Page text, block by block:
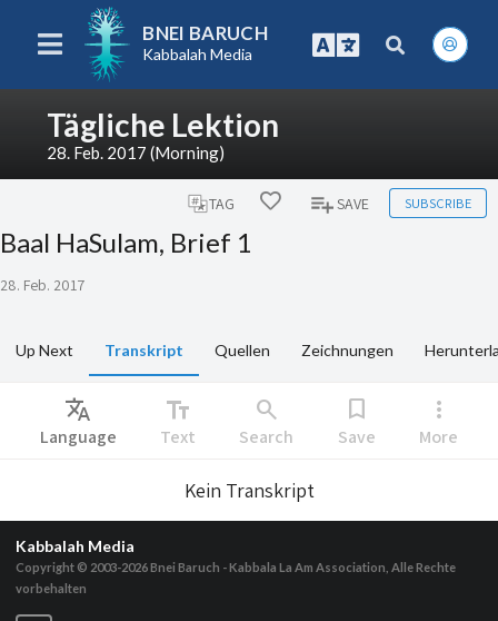
BNEI BARUCH
Kabbalah Media
Tägliche Lektion
28. Feb. 2017 (Morning)
TAG SAVE SUBSCRIBE
Baal HaSulam, Brief 1
28. Feb. 2017
Up Next Transkript Quellen Zeichnungen
Translate
Language
text_fields
Text
search
Search
bookmark
Save
more_vert
More
Kein Transkript
Kabbalah Media
Copyright © 2003-2026Bnei Baruch - Kabbala La Am Association, Alle Rechte
vorbehalten